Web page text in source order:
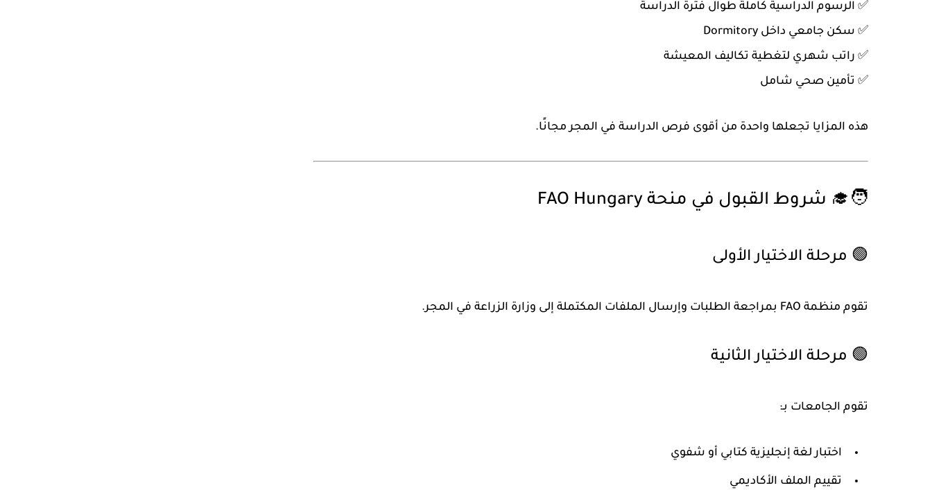
✅ الرسوم الدراسية كاملة طوال فترة الدراسة
✅ سكن جامعي داخل Dormitory
✅ راتب شهري لتغطية تكاليف المعيشة
✅ تأمين صحي شامل
هذه المزايا تجعلها واحدة من أقوى فرص الدراسة في المجر مجانًا.
🧑‍🎓 شروط القبول في منحة FAO Hungary
🟢 مرحلة الاختيار الأولى
تقوم منظمة FAO بمراجعة الطلبات وإرسال الملفات المكتملة إلى وزارة الزراعة في المجر.
🟢 مرحلة الاختيار الثانية
تقوم الجامعات بـ:
اختبار لغة إنجليزية كتابي أو شفوي
تقييم الملف الأكاديمي